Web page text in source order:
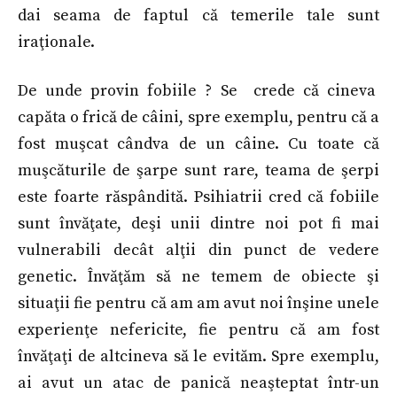
dai seama de faptul că temerile tale sunt
iraţionale.
De unde provin fobiile ? Se crede că cineva
capăta o frică de câini, spre exemplu, pentru că a
fost muşcat cândva de un câine. Cu toate că
muşcăturile de şarpe sunt rare, teama de şerpi
este foarte răspândită. Psihiatrii cred că fobiile
sunt învăţate, deşi unii dintre noi pot fi mai
vulnerabili decât alţii din punct de vedere
genetic. Învăţăm să ne temem de obiecte şi
situaţii fie pentru că am am avut noi înşine unele
experienţe nefericite, fie pentru că am fost
învăţaţi de altcineva să le evităm. Spre exemplu,
ai avut un atac de panică neaşteptat într-un